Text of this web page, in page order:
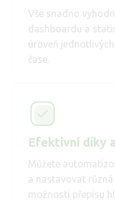
Vše snadno
dashboardu a
úroveň
čase.
Efektivní díky
Můžete
a nastavovat různá
možnosti přepisu